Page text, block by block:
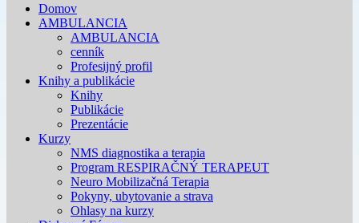
Main
menu
Skip
Domov
AMBULANCIA
AMBULANCIA
cenník
Profesijný profil
Knihy a publikácie
Knihy
Publikácie
Prezentácie
Kurzy
NMS diagnostika a terapia
Program RESPIRAČNÝ TERAPEUT
Neuro Mobilizačná Terapia
Pokyny, ubytovanie a strava
Ohlasy na kurzy